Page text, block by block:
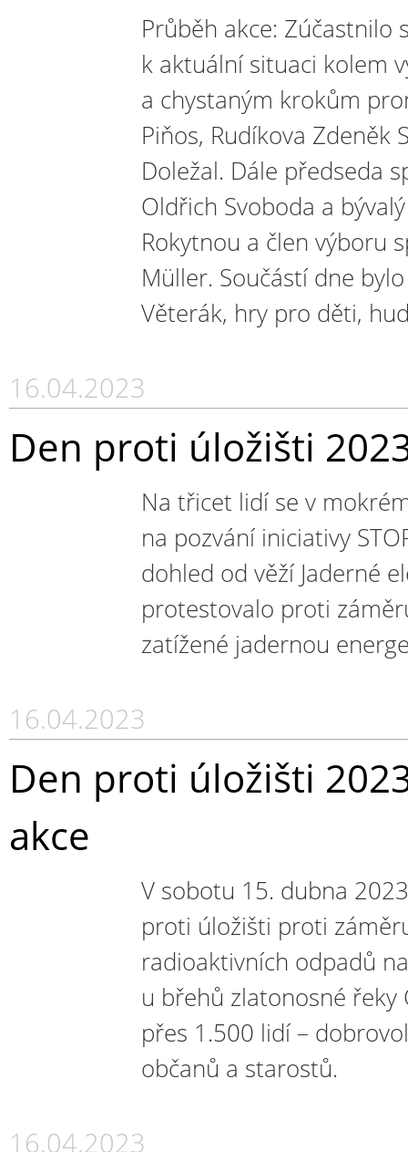
Průběh akce: Zúčastnilo
k aktuální situaci kolem
a chystaným krokům
Piňos, Rudíkova Zdeněk
Doležal. Dále předseda
Oldřich Svoboda a
Rokytnou a člen výboru
Müller. Součástí dne
Věterák, hry pro děti,
16.04.2023
Den proti úložišti
Na třicet lidí se v
na pozvání iniciativy
dohled od věží Jaderné
protestovalo proti
zatížené jadernou
16.04.2023
Den proti úložišti
akce
V sobotu 15. dubna
proti úložišti proti
radioaktivních odpadů
u břehů zlatonosné řeky
přes 1.500 lidí –
občanů a starostů.
16.04.2023